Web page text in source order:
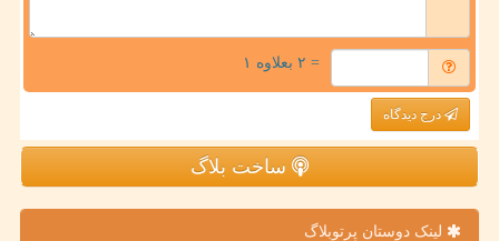
= ۲ بعلاوه ۱
درج دیدگاه
ساخت بلاگ
لینک دوستان پرتوبلاگ